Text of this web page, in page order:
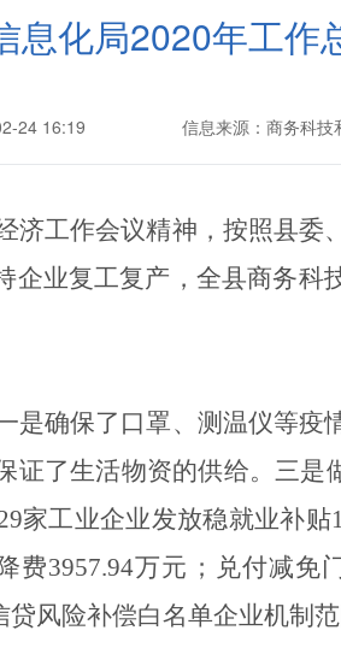
息化局2020年工作
24 16:19 信息来源：商务科技
济工作会议精神，按照县委
企业复工复产，全县商务科
是确保了口罩、测温仪等疫
证了生活物资的供给。三是
家工业企业发放稳就业补贴
费3957.94万元；兑付减免
风险补偿白名单企业机制